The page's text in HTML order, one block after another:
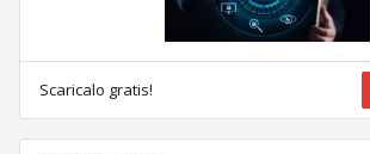
Scaricalo gratis!